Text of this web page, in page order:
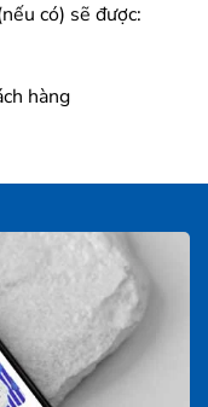
có) sẽ được:
hàng